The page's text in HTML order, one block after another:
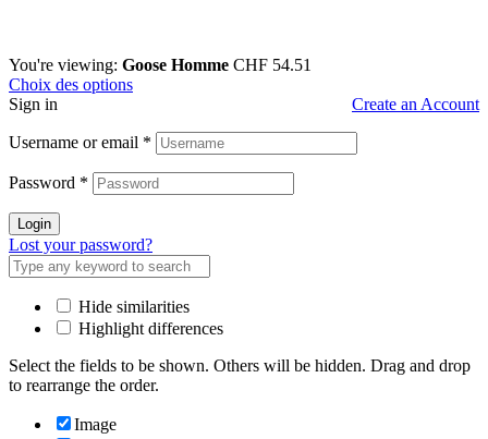
You're viewing: Goose Homme CHF 54.51
Choix des options
Sign in
Create an Account
Username or email *
Password *
Login
Lost your password?
Hide similarities
Highlight differences
Select the fields to be shown. Others will be hidden. Drag and drop
to rearrange the order.
Image